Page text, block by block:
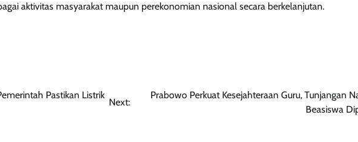
aktivitas masyarakat maupun perekonomian nasional secara berkelanjutan.
Pastikan Listrik
Next:
Prabowo Perkuat Kesejahteraan Guru, Tunjangan
Beasiswa